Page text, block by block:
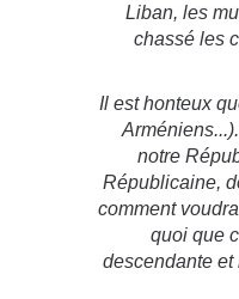
Liban, les
chassé les
Il est honteux
notre
Républicaine,
comment
quoi que
descendante